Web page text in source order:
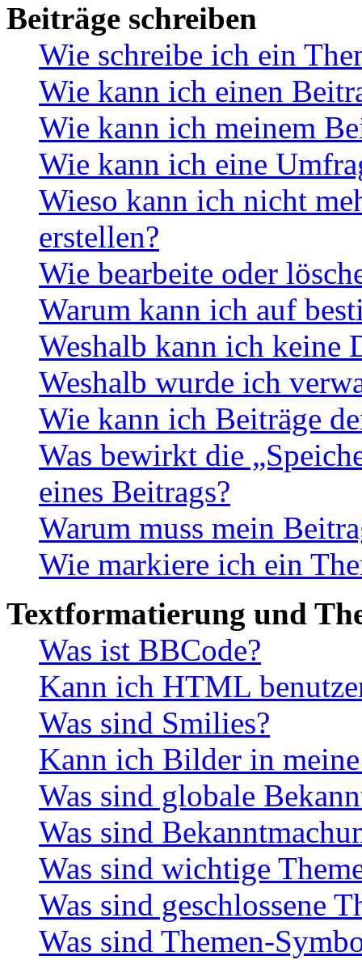
Beiträge schreiben
Wie schreibe ich ein
Wie kann ich einen
Wie kann ich meinem
Wie kann ich eine
Wieso kann ich nicht
erstellen?
Wie bearbeite oder
Warum kann ich auf
Weshalb kann ich keine
Weshalb wurde ich
Wie kann ich Beiträge
Was bewirkt die
eines Beitrags?
Warum muss mein
Wie markiere ich ein
Textformatierung und
Was ist BBCode?
Kann ich HTML
Was sind Smilies?
Kann ich Bilder in
Was sind globale
Was sind
Was sind wichtige
Was sind geschlossene
Was sind Themen-